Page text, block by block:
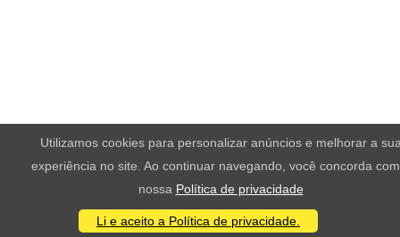
Utilizamos cookies para personalizar anúncios e melhorar a
experiência no site. Ao continuar navegando, você concorda
nossa Política de privacidade
Li e aceito a Política de privacidade.